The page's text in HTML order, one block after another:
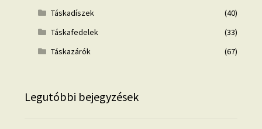
Táskadíszek
(40)
Táskafedelek
(33)
Táskazárók
(67)
Legutóbbi bejegyzések